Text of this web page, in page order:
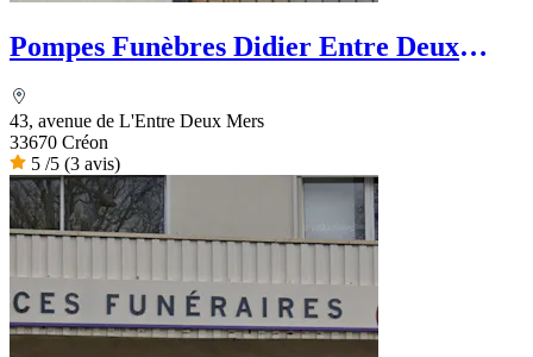
Pompes Funèbres Didier Entre Deux
43, avenue de L'Entre Deux Mers
33670 Créon
5 /5 (3 avis)